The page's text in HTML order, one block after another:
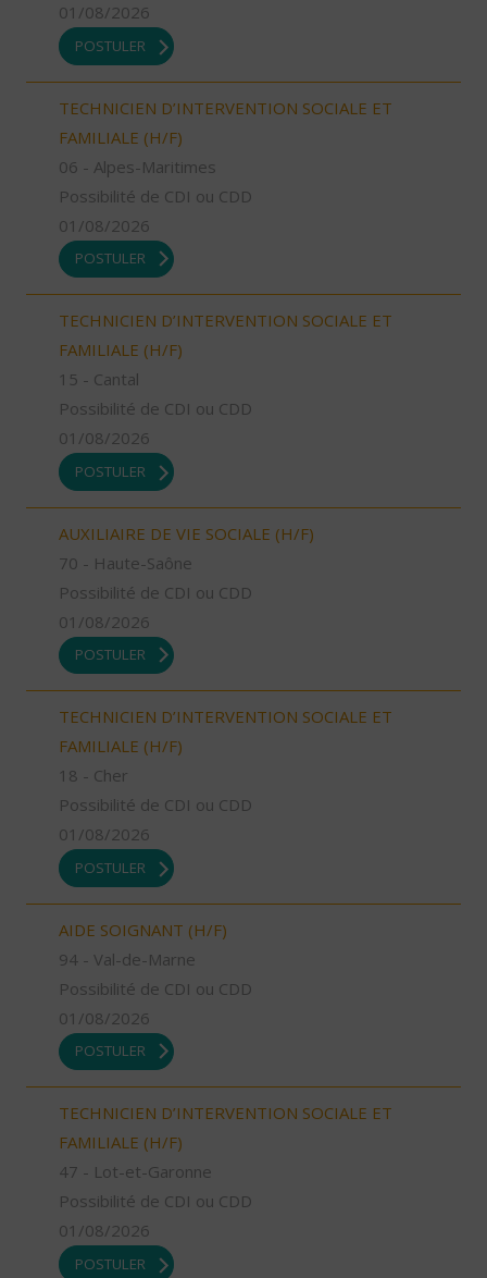
01/08/2026
POSTULER
TECHNICIEN D’INTERVENTION SOCIALE ET
FAMILIALE (H/F)
06 - Alpes-Maritimes
Possibilité de CDI ou CDD
01/08/2026
POSTULER
TECHNICIEN D’INTERVENTION SOCIALE ET
FAMILIALE (H/F)
15 - Cantal
Possibilité de CDI ou CDD
01/08/2026
POSTULER
AUXILIAIRE DE VIE SOCIALE (H/F)
70 - Haute-Saône
Possibilité de CDI ou CDD
01/08/2026
POSTULER
TECHNICIEN D’INTERVENTION SOCIALE ET
FAMILIALE (H/F)
18 - Cher
Possibilité de CDI ou CDD
01/08/2026
POSTULER
AIDE SOIGNANT (H/F)
94 - Val-de-Marne
Possibilité de CDI ou CDD
01/08/2026
POSTULER
TECHNICIEN D’INTERVENTION SOCIALE ET
FAMILIALE (H/F)
47 - Lot-et-Garonne
Possibilité de CDI ou CDD
01/08/2026
POSTULER